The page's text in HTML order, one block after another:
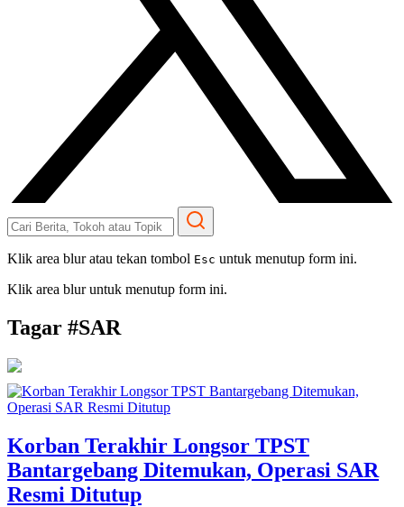
Klik area blur atau tekan tombol Esc untuk menutup form ini.
Klik area blur untuk menutup form ini.
Tagar #SAR
Korban Terakhir Longsor TPST
Bantargebang Ditemukan, Operasi SAR
Resmi Ditutup